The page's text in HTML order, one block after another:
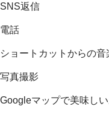
SNS返信
電話
ショートカットからの音
写真撮影
Googleマップで美味し